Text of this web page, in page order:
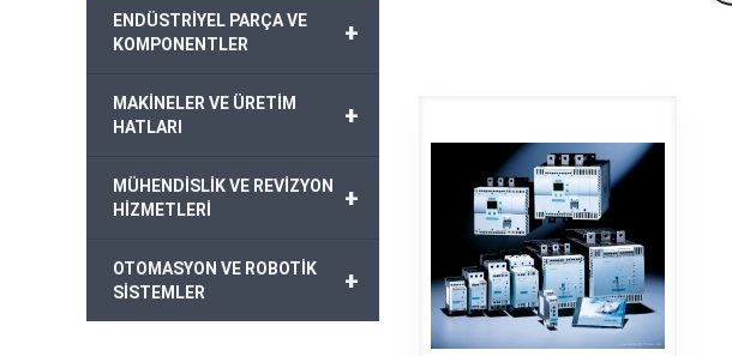
+
ENDÜSTRİYEL PARÇA VE
KOMPONENTLER
+
MAKİNELER VE ÜRETİM
HATLARI
+
MÜHENDİSLİK VE REVİZYON
HİZMETLERİ
+
OTOMASYON VE ROBOTİK
SİSTEMLER